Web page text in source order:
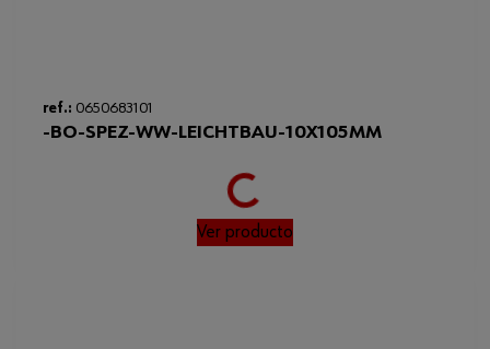
ref.: 0650683101
-BO-SPEZ-WW-LEICHTBAU-10X105MM
Loading...
Ver producto